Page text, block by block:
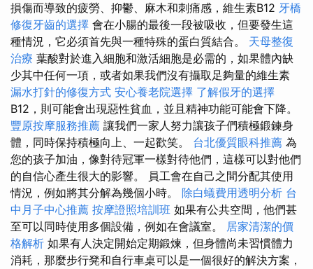
損傷而導致的疲勞、抑鬱、麻木和刺痛感，維生素B12 牙橋
修復牙齒的選擇 會在小腸的最後一段被吸收，但要發生這
種情況，它必須首先與一種特殊的蛋白質結合。 天母整復
治療 葉酸對於進入細胞和激活細胞是必需的，如果體內缺
少其中任何一項，或者如果我們沒有攝取足夠量的維生素
漏水打針的修復方式 安心養老院選擇 了解假牙的選擇
B12，則可能會出現惡性貧血，並且精神功能可能會下降。
豐原按摩服務推薦 讓我們一家人努力讓孩子們積極鍛鍊身
體，同時保持積極向上、一起歡笑。 台北優質眼科推薦 為
您的孩子加油，像對待冠軍一樣對待他們，這樣可以對他們
的自信心產生很大的影響。 員工會在自己之間分配其使用
情況，例如將其分解為幾個小時。 除白蟻費用透明分析 台
中月子中心推薦 按摩證照培訓班 如果有公共空間，他們甚
至可以同時使用多個設備，例如在會議室。 居家清潔的價
格解析 如果有人決定開始定期鍛煉，但身體尚未習慣體力
消耗，那麼步行凳和自行車桌可以是一個很好的解決方案，